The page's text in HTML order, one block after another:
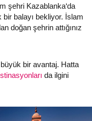
şehri Kazablanka‘da
balayı bekliyor. İslam
doğan şehrin attığınız
bir avantaj. Hatta
da ilgini